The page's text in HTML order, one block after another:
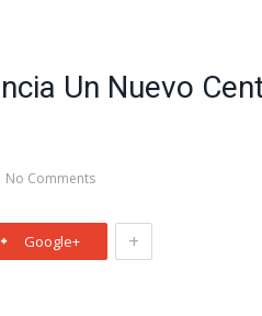
Un Nuevo
No Comments
Google+ +